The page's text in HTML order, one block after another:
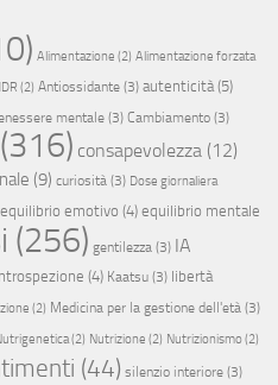
Alimentazione (2) Alimentazione forzata
(2) Antiossidante (3) autenticità (5)
mentale (3) Cambiamento (3)
(316) consapevolezza (12)
(9) curiosità (3) Dose giornaliera
equilibrio emotivo (4) equilibrio mentale
(256) gentilezza (3) IA
(4) Kaatsu (3) libertà
(2) Medicina per la gestione dell'età (3)
(2) Nutrizione (2) Nutrizionismo (2)
(44) silenzio interiore (3)